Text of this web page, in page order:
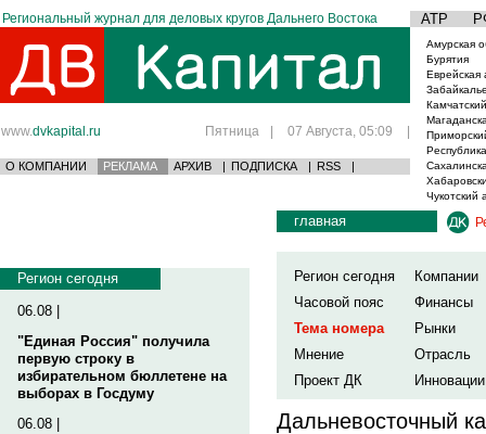
Региональный журнал для деловых кругов Дальнего Востока АТР
www.dvkapital.ru Пятница | 07 Августа, 05:09 |
О КОМПАНИИ РЕКЛАМА АРХИВ | ПОДПИСКА | RSS |
Амурская
Бурятия
Еврейская
Чукотский
Регион сегодня
06.08 |
"Единая Россия" получила
первую строку в
избирательном бюллетене на
выборах в Госдуму
06.08 |
главная
Регион сегодня
Компании
Часовой пояс
Финансы
Тема номера
Рынки
Мнение
Отрасль
Проект ДК
Инновации
Дальневосточный